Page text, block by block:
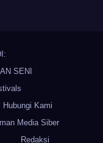
SENI
Hubungi Kami
Media Siber
Redaksi